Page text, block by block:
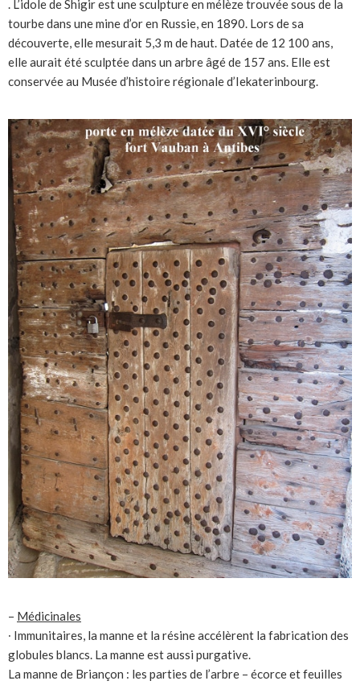
. L’idole de Shigir est une sculpture en mélèze trouvée sous de la
tourbe dans une mine d’or en Russie, en 1890. Lors de sa
découverte, elle mesurait 5,3 m de haut. Datée de 12 100 ans,
elle aurait été sculptée dans un arbre âgé de 157 ans. Elle est
conservée au Musée d’histoire régionale d’Iekaterinbourg.
– Médicinales
∙ Immunitaires, la manne et la résine accélèrent la fabrication des
globules blancs. La manne est aussi purgative.
La manne de Briançon : les parties de l’arbre – écorce et feuilles